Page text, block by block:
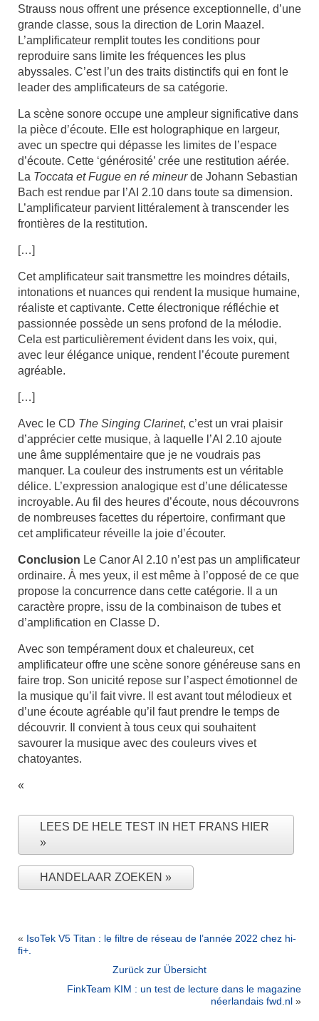
Strauss nous offrent une présence exceptionnelle, d’une
grande classe, sous la direction de Lorin Maazel.
L’amplificateur remplit toutes les conditions pour
reproduire sans limite les fréquences les plus
abyssales. C’est l’un des traits distinctifs qui en font le
leader des amplificateurs de sa catégorie.
La scène sonore occupe une ampleur significative dans
la pièce d’écoute. Elle est holographique en largeur,
avec un spectre qui dépasse les limites de l’espace
d’écoute. Cette ‘générosité’ crée une restitution aérée.
La Toccata et Fugue en ré mineurde Johann Sebastian
Bach est rendue par l’AI 2.10 dans toute sa dimension.
L’amplificateur parvient littéralement à transcender les
frontières de la restitution.
[…]
Cet amplificateur sait transmettre les moindres détails,
intonations et nuances qui rendent la musique humaine,
réaliste et captivante. Cette électronique réfléchie et
passionnée possède un sens profond de la mélodie.
Cela est particulièrement évident dans les voix, qui,
avec leur élégance unique, rendent l’écoute purement
agréable.
[…]
Avec le CD The Singing Clarinet, c’est un vrai plaisir
d’apprécier cette musique, à laquelle l’AI 2.10 ajoute
une âme supplémentaire que je ne voudrais pas
manquer. La couleur des instruments est un véritable
délice. L’expression analogique est d’une délicatesse
incroyable. Au fil des heures d’écoute, nous découvrons
de nombreuses facettes du répertoire, confirmant que
cet amplificateur réveille la joie d’écouter.
Conclusion Le Canor AI 2.10 n’est pas un amplificateur
ordinaire. À mes yeux, il est même à l’opposé de ce que
propose la concurrence dans cette catégorie. Il a un
caractère propre, issu de la combinaison de tubes et
d’amplification en Classe D.
Avec son tempérament doux et chaleureux, cet
amplificateur offre une scène sonore généreuse sans en
faire trop. Son unicité repose sur l’aspect émotionnel de
la musique qu’il fait vivre. Il est avant tout mélodieux et
d’une écoute agréable qu’il faut prendre le temps de
découvrir. Il convient à tous ceux qui souhaitent
savourer la musique avec des couleurs vives et
chatoyantes.
«
LEES DE HELE TEST IN HET FRANS HIER
HANDELAAR ZOEKEN
« IsoTek V5 Titan : le filtre de réseau de l’année 2022 chez hi-
fi+.
Zurück zur Übersicht
FinkTeam KIM : un test de lecture dans le magazine
néerlandais fwd.nl »